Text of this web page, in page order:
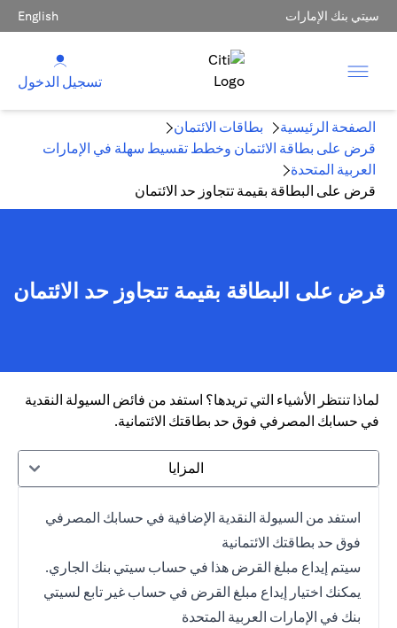
سيتي بنك الإمارات English
تسجيل الدخول
الصفحة الرئيسية
بطاقات الائتمان
قرض على بطاقة الائتمان وخطط تقسيط سهلة في الإمارات
العربية المتحدة
قرض على البطاقة بقيمة تتجاوز حد الائتمان
قرض على البطاقة بقيمة تتجاوز حد الائتمان
لماذا تنتظر الأشياء التي تريدها؟ استفد من فائض السيولة النقدية
في حسابك المصرفي فوق حد بطاقتك الائتمانية.
المزايا
استفد من السيولة النقدية الإضافية في حسابك المصرفي
فوق حد بطاقتك الائتمانية
سيتم إيداع مبلغ القرض هذا في حساب سيتي بنك الجاري.
يمكنك اختيار إيداع مبلغ القرض في حساب غير تابع لسيتي
بنك في الإمارات العربية المتحدة